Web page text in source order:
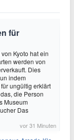
für
Kyoto hat ein
werden von
Dies
indem
ungültig erklärt
die Person
Museum
Das
vor 31 Minuten